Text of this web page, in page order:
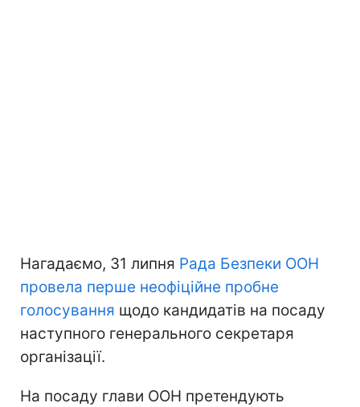
Нагадаємо, 31 липня Рада Безпеки ООН
провела перше неофіційне пробне
голосування щодо кандидатів на посаду
наступного генерального секретаря
організації.
На посаду глави ООН претендують